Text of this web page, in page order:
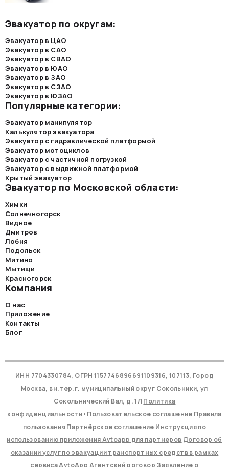
Эвакуатор по округам:
Эвакуатор в ЦАО
Эвакуатор в САО
Эвакуатор в СВАО
Эвакуатор в ЮАО
Эвакуатор в ЗАО
Эвакуатор в СЗАО
Эвакуатор в ЮЗАО
Популярные категории:
Эвакуатор манипулятор
Калькулятор эвакуатора
Эвакуатор с гидравлической платформой
Эвакуатор мотоциклов
Эвакуатор с частичной погрузкой
Эвакуатор с выдвижной платформой
Крытый эвакуатор
Эвакуатор по Московской области:
Химки
Солнечногорск
Видное
Дмитров
Лобня
Подольск
Митино
Мытищи
Красногорск
Компания
О нас
Приложение
Контакты
Блог
ИНН 7704330784, ОГРН 1157746896691109316, 107113, Город
Москва, вн.тер.г. муниципальный округ Сокольники, ул
Сокольнический Вал, д. 1Л Политика
конфиденциальности• Пользовательское соглашение Правила
пользованияПартнёрское соглашение Инструкция по
использованию приложения Avtoapp для партнеров Договор об
оказании услуг по эвакуации транспортных средств в рамках
сервиса AvtoApp Агентский договор Заявление о